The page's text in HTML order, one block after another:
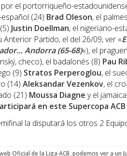
el portorriqueño-
(24) Brad Oleson, el
Justin Doellman, el nigeriano-
Anterior Partido, el del 26/09, ver «
Andorra (65-68)«), el
checo), el badalonés (8) Pau
(9) Stratos Perperoglou, el
(14) Aleksandar Vezenkov, el
(21) Moussa Diagne y el
en este Supercopa ACB
la disputará los otros 2